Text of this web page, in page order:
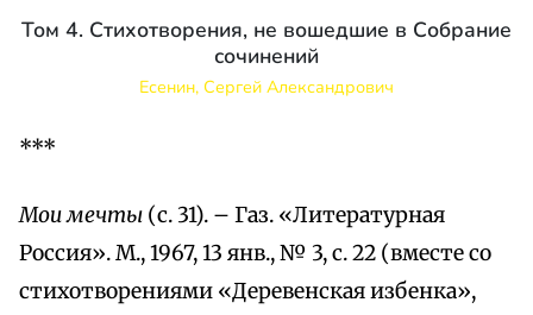
Том 4. Стихотворения, не вошедшие в Собрание
сочинений
Есенин, Сергей Александрович
***
Мои мечты (с. 31). – Газ. «Литературная
Россия». М., 1967, 13 янв., № 3, с. 22 (вместе со
стихотворениями «Деревенская избенка»,